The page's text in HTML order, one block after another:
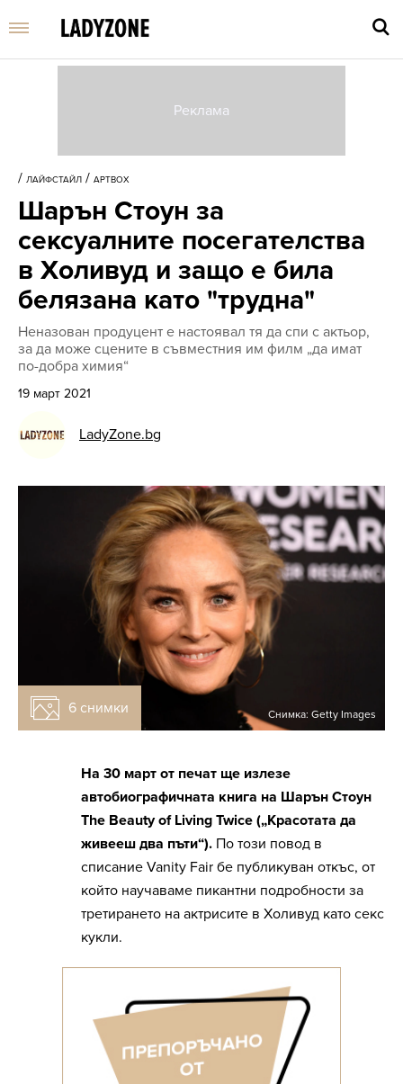
/ ЛАЙФСТАЙЛ / АРТBOX
Шарън Стоун за
сексуалните посегателства
в Холивуд и защо е била
белязана като "трудна"
Неназован продуцент е настоявал тя да спи с актьор,
за да може сцените в съвместния им филм „да имат
по-добра химия“
19 март 2021
LadyZone.bg
6 снимки Снимка: Getty Images
На 30 март от печат ще излезе
автобиографичната книга на Шарън Стоун
The Beauty of Living Twice („Красотата да
живееш два пъти“). По този повод в
списание Vanity Fair бе публикуван откъс, от
който научаваме пикантни подробности за
третирането на актрисите в Холивуд като секс
кукли.